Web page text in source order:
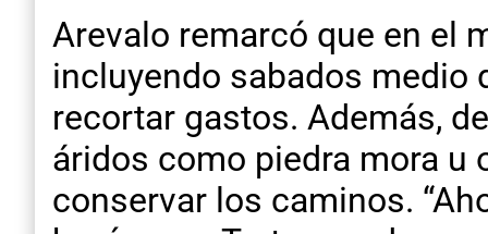
Arevalo remarcó que en el
incluyendo sabados medio
recortar gastos. Además,
áridos como piedra mora u
conservar los caminos.